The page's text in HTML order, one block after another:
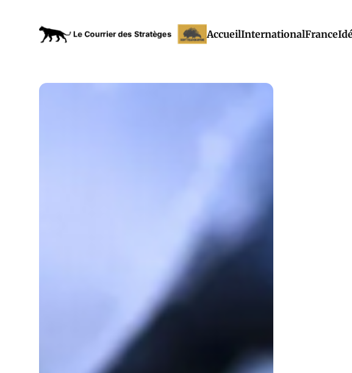
AccueilInternationalFrance